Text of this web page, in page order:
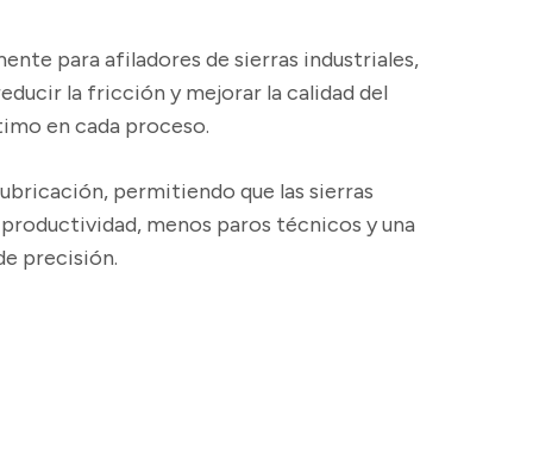
para afiladores de sierras industriales,
la fricción y mejorar la calidad del
en cada proceso.
permitiendo que las sierras
menos paros técnicos y una
precisión.